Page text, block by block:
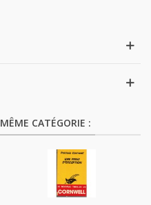
CATÉGORIE :